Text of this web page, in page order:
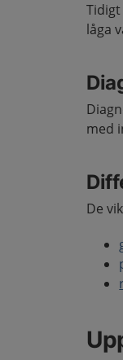
låga
med
De